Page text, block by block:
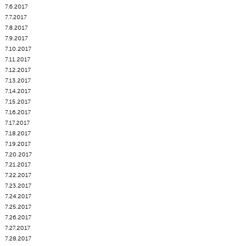
7.6.2017
7.7.2017
7.8.2017
7.9.2017
7.10.2017
7.11.2017
7.12.2017
7.13.2017
7.14.2017
7.15.2017
7.16.2017
7.17.2017
7.18.2017
7.19.2017
7.20.2017
7.21.2017
7.22.2017
7.23.2017
7.24.2017
7.25.2017
7.26.2017
7.27.2017
7.28.2017